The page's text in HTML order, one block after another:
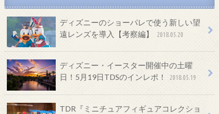
ディズニーのショーパレで使う新しい望
遠レンズを導入【考察編】
2018.05.20
ディズニー・イースター開催中の土曜
日！5月19日TDSのインレポ！
2018.05.19
TDR『ミニチュアフィギュアコレクショ